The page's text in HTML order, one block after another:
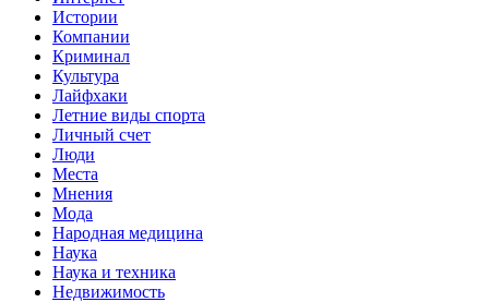
Истории
Компании
Криминал
Культура
Лайфхаки
Летние виды спорта
Личный счет
Люди
Места
Мнения
Мода
Народная медицина
Наука
Наука и техника
Недвижимость